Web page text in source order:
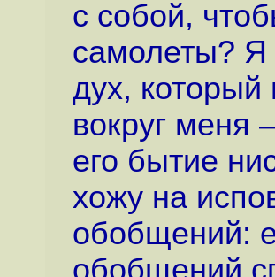
с собой,
самолеты? Я
дух, который
вокруг меня
его бытие
хожу на
обобщений: